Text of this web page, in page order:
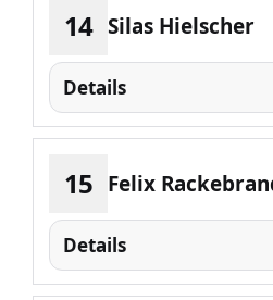
14 Silas Hielscher
Details
15 Felix
Details